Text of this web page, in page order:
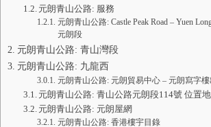
元朗青山公路: 服務
元朗青山公路: Castle Peak Road – Yuen
元朗段
元朗青山公路: 青山灣段
元朗青山公路: 九龍西
元朗青山公路: 元朗貿易中心 – 元朗寫字
元朗青山公路: 青山公路元朗段114號 位置
元朗青山公路: 元朗屋網
元朗青山公路: 香港樓宇目錄